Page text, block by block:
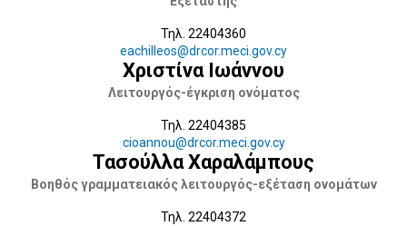
Τηλ. 22404360
eachilleos@drcor.meci.gov.cy
Χριστίνα Ιωάννου
Λειτουργός-έγκριση ονόματος
Τηλ. 22404385
cioannou@drcor.meci.gov.cy
Τασούλλα Χαραλάμπους
Βοηθός γραμματειακός λειτουργός-εξέταση ονομάτων
Τηλ. 22404372